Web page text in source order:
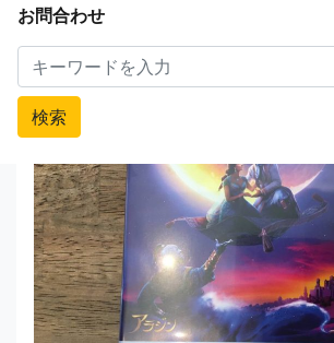
お問合わせ
検索
ー監督）を入荷しました！